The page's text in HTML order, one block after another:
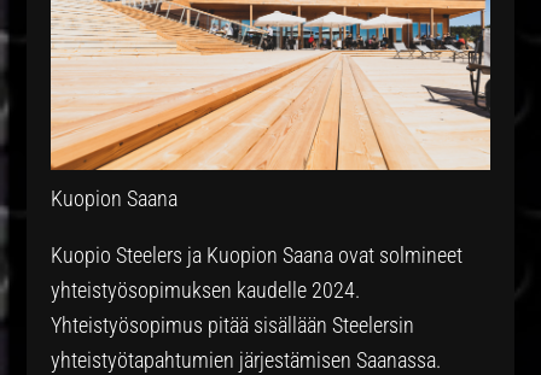
Kuopion Saana
Kuopio Steelers ja Kuopion Saana ovat solmineet
yhteistyösopimuksen kaudelle 2024.
Yhteistyösopimus pitää sisällään Steelersin
yhteistyötapahtumien järjestämisen Saanassa.